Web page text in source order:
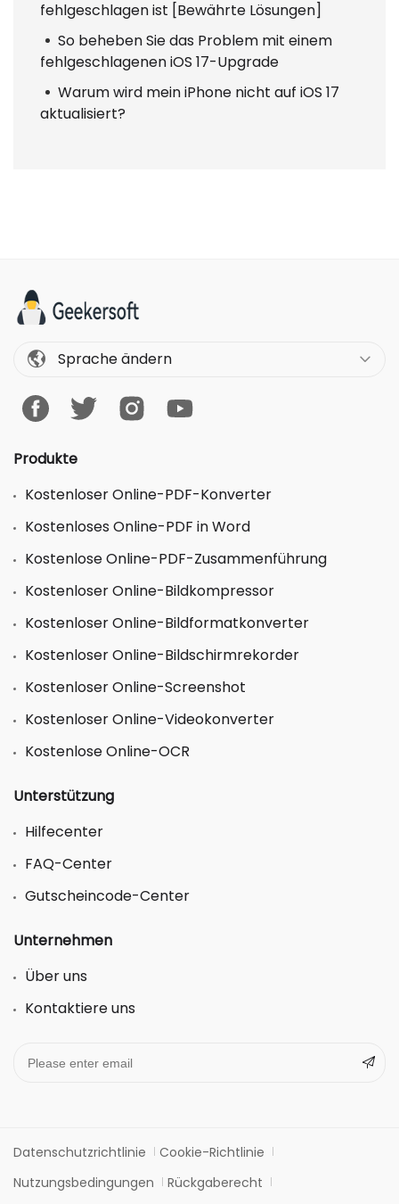
fehlgeschlagen ist [Bewährte Lösungen]
So beheben Sie das Problem mit einem
fehlgeschlagenen iOS 17-Upgrade
Warum wird mein iPhone nicht auf iOS 17
aktualisiert?
Sprache ändern
Produkte
Kostenloser Online-PDF-Konverter
Kostenloses Online-PDF in Word
Kostenlose Online-PDF-Zusammenführung
Kostenloser Online-Bildkompressor
Kostenloser Online-Bildformatkonverter
Kostenloser Online-Bildschirmrekorder
Kostenloser Online-Screenshot
Kostenloser Online-Videokonverter
Kostenlose Online-OCR
Unterstützung
Hilfecenter
FAQ-Center
Gutscheincode-Center
Unternehmen
Über uns
Kontaktiere uns
Datenschutzrichtlinie
Cookie-Richtlinie
Nutzungsbedingungen
Rückgaberecht